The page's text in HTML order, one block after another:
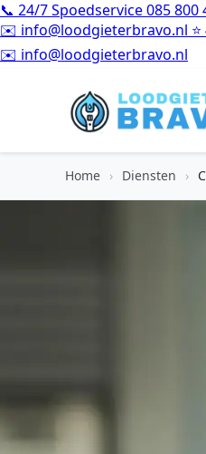
📞 24/7 Spoedservice085 800
✉️ info@loodgieterbravo.nl ⭐
⭐4.9 / 5.0 – Reviews
Home › Diensten ›